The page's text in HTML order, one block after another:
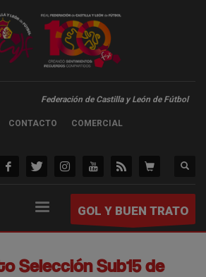
Federación de Castilla y León de Fútbol
CONTACTO
COMERCIAL
GOL Y BUEN TRATO
Selección Sub15 de